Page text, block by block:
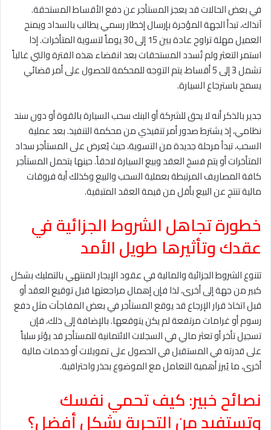
في بعض الحالات قد يعجز المستأجر عن دفع الأقساط المستحقة.
آنذاك، تبدأ الجهة المؤجرة بإرسال إخطار رسمي يطالب بالسداد ويمنح
العميل مهلة تراوح عادة بين 15 إلى 30 يوماً لتسوية المتأخرات. إذا
استمر التعثر ولم تُسدد المستحقات بعد انقضاء هذه الفترة والتي غالباً
تشمل 3 إلى 5 أقساط، يتم التوجه للمحكمة للحصول على أمر قضائي
يسمح باسترجاع السيارة.
جدير بالذكر أنه لا يحق للشركة أو البنك سحب السيارة بالقوة أو دون سند
نظامي، إذ يشترط صدور أمر تنفيذي من محكمة التنفيذ. بعد عملية
السحب، تبدأ مرحلة جديدة من التسوية، حيث يُعرض على المستأجر سداد
المتأخرات أو يتم فسخ العقد وبيع السيارة لاحقاً. حينها يتحمل المستأجر
كافة المصاريف المرتبطة بعملية السحب والبيع وكذلك أية فروقات
مالية تنتج عن البيع بأقل من قيمة العقد المتبقية.
خطورة تجاهل الشروط الجزائية في
عقدك وتأثيرها طويل الأمد
تتنوع الشروط الجزائية والمالية في عقود الإيجار المنتهي بالتمليك بشكل
كبير من جهة إلى أخرى، لذا فإن إهمال مراجعتها قبل توقيع العقد أو
قبل اتخاذ قرار الإرجاع قد يوقع المستأجر في بعض المفاجآت مثل دفع
رسوم أو غرامات مرتفعة لم يكن يتوقعها. بالإضافة إلى ذلك، فإن
تسجيل تأخر أو تعثر مالي في السجلات الائتمانية للمستأجر قد يؤثر سلباً
على قدرته في المستقبل في الحصول على تمويلات أو خدمات مالية
أخرى، ما يُبرز أهمية التعامل مع الموضوع بحذر واحترافية.
نصائح خبير: كيف تحمي نفسك
وتستفيد من التجربة بشكل أفضل؟